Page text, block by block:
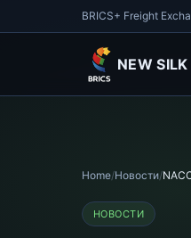
BRICS+ Freight
NEW
Home/Новости/
НОВОСТИ